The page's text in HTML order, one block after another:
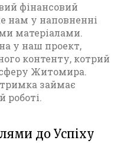
фінансовий
нам у наповненні
матеріалами.
у наш проект,
контенту, котрий
Житомира.
займає
роботі.
до Успіху